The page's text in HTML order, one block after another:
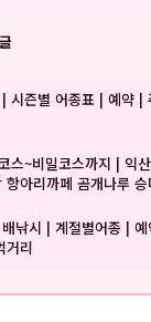
시즌별 어종표 | 예약 |
스~비밀코스까지 | 익
아리까페 곰개나루 승
낚시 | 계절별어종 |
거리